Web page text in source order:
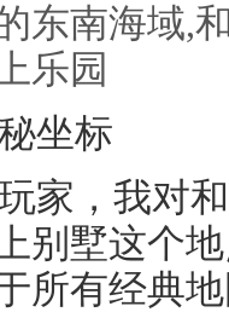
东南海域,
乐园
坐标
家，我对
别墅这个
所有经典